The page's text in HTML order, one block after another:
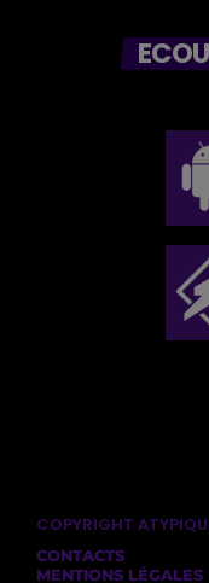
COPYRIGHT
CONTACTS
MENTIONS LÉGALES